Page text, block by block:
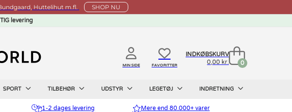
Huttelihut m.fl. SHOP NU
levering
MIN SIDE FAVORITTER
INDKØBSKURV
0,00 kr.
0
SPORT TILBEHØR UDSTYR LEGETØJ INDRETNING
1-2 dages levering Mere end 80.000+ varer